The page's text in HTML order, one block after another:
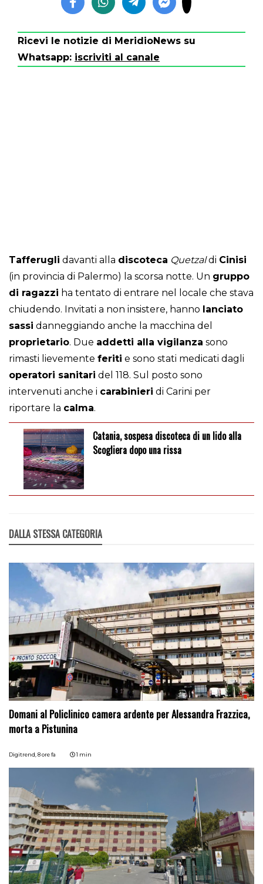
Ricevi le notizie di MeridioNews su
Whatsapp: iscriviti al canale
Tafferugli davanti alla discoteca Quetzaldi Cinisi
(in provincia di Palermo) la scorsa notte. Un gruppo
di ragazzi ha tentato di entrare nel locale che stava
chiudendo. Invitati a non insistere, hanno lanciato
sassi danneggiando anche la macchina del
proprietario. Due addetti alla vigilanza sono
rimasti lievemente feriti e sono stati medicati dagli
operatori sanitari del 118. Sul posto sono
intervenuti anche i carabinieri di Carini per
riportare la calma.
Catania, sospesa discoteca di un lido alla
Scogliera dopo una rissa
DALLA STESSA CATEGORIA
Domani al Policlinico camera ardente per Alessandra Frazzica,
morta a Pistunina
Digitrend, 8 ore fa 1 min